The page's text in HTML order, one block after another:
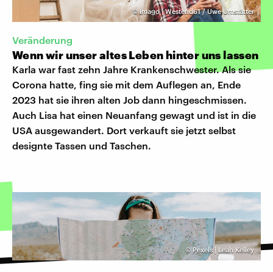
©Imago | Westend61 / Uwe Umstätter
Veränderung
Wenn wir unser altes Leben hinter uns lassen
Karla war fast zehn Jahre Krankenschwester. Als sie
Corona hatte, fing sie mit dem Auflegen an, Ende
2023 hat sie ihren alten Job dann hingeschmissen.
Auch Lisa hat einen Neuanfang gewagt und ist in die
USA ausgewandert. Dort verkauft sie jetzt selbst
designte Tassen und Taschen.
©Pexels | Leah Kelley